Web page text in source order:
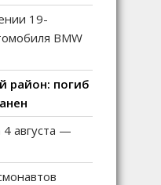
19-
BMW
район: погиб
4 августа —